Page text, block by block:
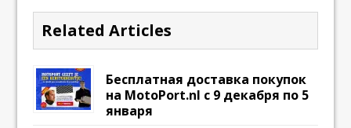
Related Articles
Бесплатная доставка покупок
на MotoPort.nl с 9 декабря по 5
января